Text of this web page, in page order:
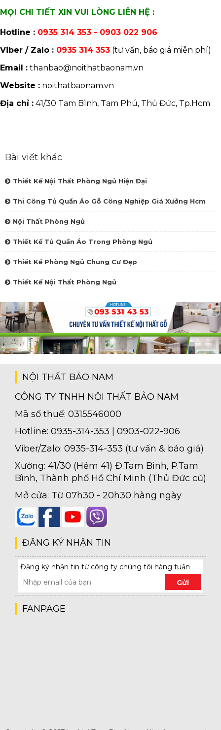
MỌI CHI TIẾT XIN VUI LÒNG LIÊN HỆ :
Hotline : 0935 314 353 - 0903 022 906
Viber / Zalo : 0935 314 353 (tư vấn, báo giá miễn phí)
Email : thanbao@noithatbaonam.vn
Website : noithatbaonam.vn
Địa chỉ : 41/30 Tam Bình, Tam Phú, Thủ Đức, Tp.Hcm
Bài viết khác
Thiết Kế Nội Thất Phòng Ngủ Hiện Đại
Thi Công Tủ Quần Áo Gỗ Công Nghiệp Giá Xưởng Hcm
Nội Thất Phòng Ngủ
Thiết Kế Tủ Quần Áo Trong Phòng Ngủ
Thiết Kế Phòng Ngủ Chung Cư Đẹp
Thiết Kế Nội Thất Phòng Ngủ
NỘI THẤT BẢO NAM
CÔNG TY TNHH NỘI THẤT BẢO NAM
Mã số thuế: 0315546000
Hotline: 0935-314-353 | 0903-022-906
Viber/Zalo: 0935-314-353 (tư vấn & báo giá)
Xưởng: 41/30 (Hẻm 41) Đ.Tam Bình, P.Tam
Bình, Thành phố Hồ Chí Minh (Thủ Đức cũ)
Mở cửa: Từ 07h30 - 20h30 hàng ngày
ĐĂNG KÝ NHẬN TIN
Đăng ký nhận tin từ công ty chúng tôi hàng tuần
Gửi
FANPAGE